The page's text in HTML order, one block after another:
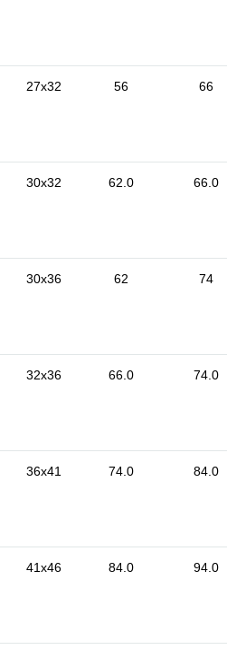
27x32 56 66
30x32 62.0 66.0
30x36 62 74
32x36 66.0 74.0
36x41 74.0 84.0
41x46 84.0 94.0